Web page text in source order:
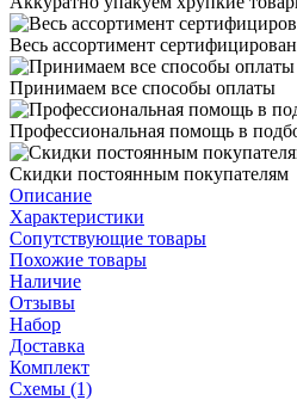
Весь ассортимент сертифицирован
Принимаем все способы оплаты
Профессиональная помощь в
Скидки постоянным покупателям
Описание
Характеристики
Сопутствующие товары
Похожие товары
Наличие
Отзывы
Набор
Доставка
Комплект
Схемы (1)